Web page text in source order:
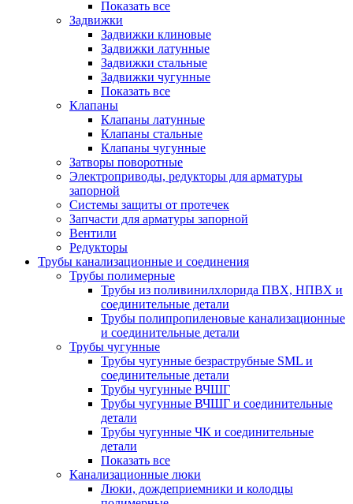
Показать все
Задвижки
Задвижки клиновые
Задвижки латунные
Задвижки стальные
Задвижки чугунные
Показать все
Клапаны
Клапаны латунные
Клапаны стальные
Клапаны чугунные
Затворы поворотные
Электроприводы, редукторы для арматуры
запорной
Системы защиты от протечек
Запчасти для арматуры запорной
Вентили
Редукторы
Трубы канализационные и соединения
Трубы полимерные
Трубы из поливинилхлорида ПВХ, НПВХ и
соединительные детали
Трубы полипропиленовые канализационные
и соединительные детали
Трубы чугунные
Трубы чугунные безраструбные SML и
соединительные детали
Трубы чугунные ВЧШГ
Трубы чугунные ВЧШГ и соединительные
детали
Трубы чугунные ЧК и соединительные
детали
Показать все
Канализационные люки
Люки, дождеприемники и колодцы